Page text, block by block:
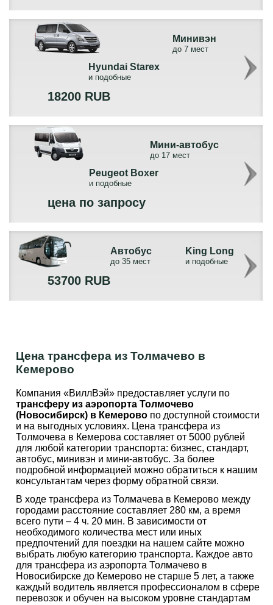
Минивэн
до 7 мест
Hyundai Starex
и подобные
18200 RUB
Мини-автобус
до 17 мест
Peugeot Boxer
и подобные
цена по запросу
Автобус
до 35 мест
King Long
и подобные
53700 RUB
Цена трансфера из Толмачево в
Кемерово
Компания «ВиллВэй» предоставляет услуги по
трансферу из аэропорта Толмочево
(Новосибирск) в Кемерово по доступной стоимости
и на выгодных условиях. Цена трансфера из
Толмочева в Кемерова составляет от 5000 рублей
для любой категории транспорта: бизнес, стандарт,
автобус, минивэн и мини-автобус. За более
подробной информацией можно обратиться к нашим
консультантам через форму обратной связи.
В ходе трансфера из Толмачева в Кемерово между
городами расстояние составляет 280 км, а время
всего пути – 4 ч. 20 мин. В зависимости от
необходимого количества мест или иных
предпочтений для поездки на нашем сайте можно
выбрать любую категорию транспорта. Каждое авто
для трансфера из аэропорта Толмачево в
Новосибирске до Кемерово не старше 5 лет, а также
каждый водитель является профессионалом в сфере
перевозок и обучен на высоком уровне стандартам